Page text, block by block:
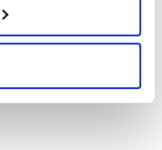
Bilgilendirme